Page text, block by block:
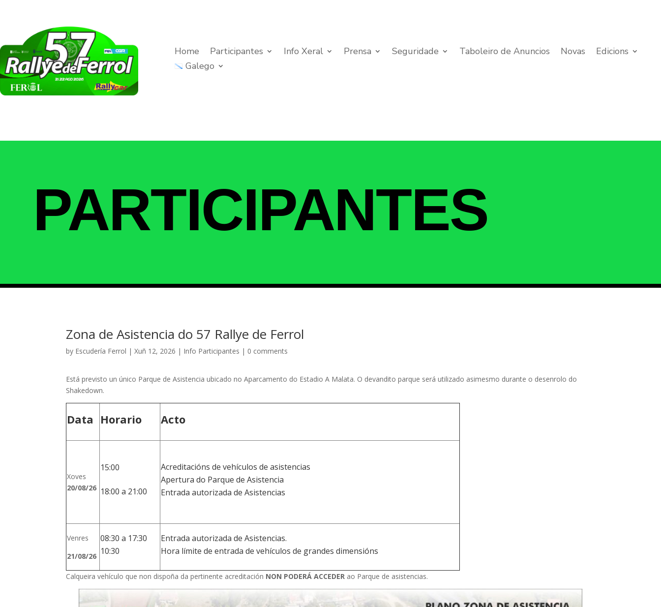
Home Participantes Info Xeral Prensa Seguridade Taboleiro de Anuncios Novas
Edicions
Galego
PARTICIPANTES
Zona de Asistencia do 57 Rallye de Ferrol
by Escudería Ferrol |Xuñ 12, 2026 | Info Participantes | 0 comments
Está previsto un único Parque de Asistencia ubicado no Aparcamento do Estadio A Malata. O devandito parque será utilizado asimesmo durante o desenrolo do
Shakedown.
Data Horario Acto
Xoves
20/08/26
15:00
18:00 a 21:00
Acreditacións de vehículos de asistencias
Apertura do Parque de Asistencia
Entrada autorizada de Asistencias
Venres
21/08/26
08:30 a 17:30
10:30
Entrada autorizada de Asistencias.
Hora límite de entrada de vehículos de grandes dimensións
Calqueira vehículo que non dispoña da pertinente acreditación NON PODERÁ ACCEDER ao Parque de asistencias.